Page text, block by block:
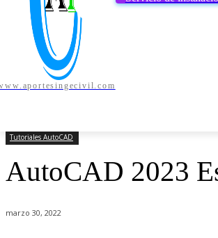
Tutoriales AutoCAD
AutoCAD 2023
marzo 30, 2022